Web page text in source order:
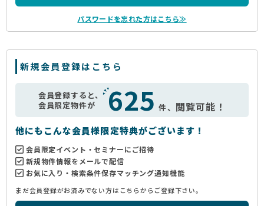
パスワードを忘れた方はこちら≫
新規会員登録はこちら
会員登録すると、
会員限定物件が
625 件、 閲覧可能！
他にもこんな会員様限定特典がございます！
会員限定イベント・セミナーにご招待
新規物件情報をメールで配信
お気に入り・検索条件保存マッチング通知機能
まだ会員登録がお済みでない方はこちらからご登録下さい。